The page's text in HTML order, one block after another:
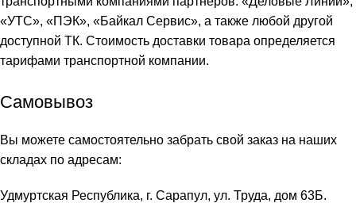
«УТС», «ПЭК», «Байкал Сервис», а также любой другой
доступной ТК. Стоимость доставки товара определяется
тарифами транспортной компании.
Самовывоз
Вы можете самостоятельно забрать свой заказ на наших
складах по адресам:
Удмуртская Республика, г. Сарапул, ул. Труда, дом 63Б.